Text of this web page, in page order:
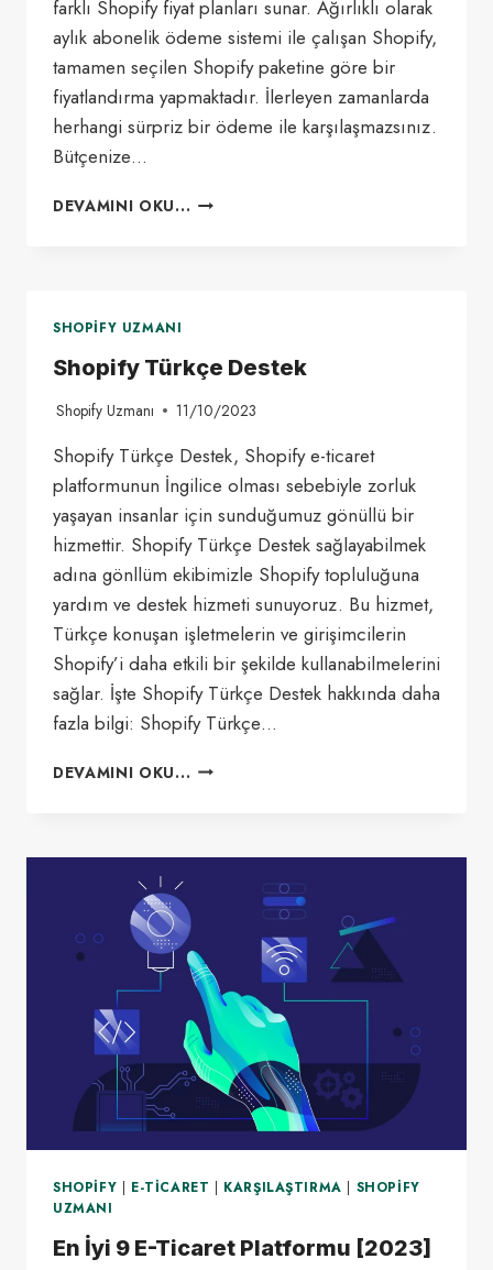
farklı Shopify fiyat planları sunar. Ağırlıklı olarak
aylık abonelik ödeme sistemi ile çalışan Shopify,
tamamen seçilen Shopify paketine göre bir
fiyatlandırma yapmaktadır. İlerleyen zamanlarda
herhangi sürpriz bir ödeme ile karşılaşmazsınız.
Bütçenize…
DEVAMINI OKU... SHOPIFY
GÜNCEL
TÜRKIYE
FIYATLARI)
SHOPIFY UZMANI
Shopify Türkçe Destek
Shopify Uzmanı 11/10/2023
Shopify Türkçe Destek, Shopify e-ticaret
platformunun İngilice olması sebebiyle zorluk
yaşayan insanlar için sunduğumuz gönüllü bir
hizmettir. Shopify Türkçe Destek sağlayabilmek
adına gönllüm ekibimizle Shopify topluluğuna
yardım ve destek hizmeti sunuyoruz. Bu hizmet,
Türkçe konuşan işletmelerin ve girişimcilerin
Shopify’i daha etkili bir şekilde kullanabilmelerini
sağlar. İşte Shopify Türkçe Destek hakkında daha
fazla bilgi: Shopify Türkçe…
DEVAMINI OKU... SHOPIFY
SHOPIFY | E-TICARET | KARŞILAŞTIRMA | SHOPIFY
UZMANI
En İyi 9 E-Ticaret Platformu [2023]